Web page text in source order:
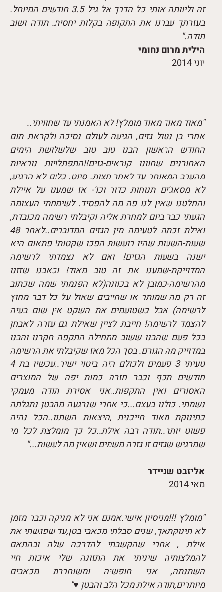
זה וליוותה אותי כל הדרך אל גיל 3.5 חודשים המיוחל.
בעזרתך עברנו את התקופה בקלות יחסית. תודה ושוב
תודה."
הילית מרום נחומי
יוני 2014
"מאוד מאוד מאוד מומלץ! לא האמנתי עד שחוויתי..
אחרי בן נטול גזים, הגיעה לעולם נסיכה ולקראת תום
החודש הראשון הבנו טוב טוב שלשלושת הימים
האחורנים שחוונו קוראים-גזים!!התפתלויות נוראיות
מהערב המאוחר עד לאחר חצות. סיוט. כלום לא הרגיע,
לא מסאג'ים תנוחות כדור וכו'- אז שמענו על איילת
והחלטנו שאין לנו פה מה להפסיד. לשימחתי העצומה
הגעתי כבר ביום למחרת אליה וקיבלתי רשימה מכובדת,
ואילת זכתה לטעימה מין הגזים המדוברים..לאחר 48
שעות-השעות שהיו רועשות הפכו שקטות! פתאום היא
ישנה בשעות הגזים! ואם לא נצמדתי לרשימה
המדוייקת-שמענו את זה טוב מאוד! וכאבנו שזזנו
מהרשימה-כמובן לא בכוונה(לא הפנמתי שמה שכתוב
זה רק מה שמותר או שחייבים שאול על כל דבר מחוץ
לרשימה) אבל כשטועמים את השקט אין שום בעיה
להצמד לרשימה! חייבת לציין שאילת גם עזרה לאבחן
בכל פעם שהבנו ששוב מתחילה התקפה חקרנו והבנו
במדוייק מה הגורם. בסך הכל מאז שקיבלתי את הרשימה
טעיתי 3 פעמים ולכולם היה ביטוי ישיר..עכשיו בת 4
חודשים תכף וכבר חזרה כמות יפה של המוצרים
האסורים ואין התקפות..אני אסירת תודה מעמקי
נשמתי. כולנו בעצם...כי אחרי שנרגעה מהבטן נתגלתה
כתינוקת מאוד חייכנית ,היצאות השתנו..הכל נהיה
פשוט יותר..תודה רבה אילת..כל כך מומלצת לכל מי
שמרגיש שגזים זו גזרה משמים ושאין מה לעשות..."
אליזבט שניידר
מאי 2014
"מומלץ !!!מניסיון אישי.אמנם אני לא מניקה וכבר מזמן
לא תינוקתאך, שנים סבלתי מכאבי בטן,עד שפגשתי את
אילת , אחרי שהקשבתי להדרכה שלה ובהתאם
להמלצותיה שיניתי את התזונה שלי איכות חיי
השתנתה, אני חופשיה ומשוחררת מכאבים
מיותרים,תודה אילת מכל הלב והבטן ♥"